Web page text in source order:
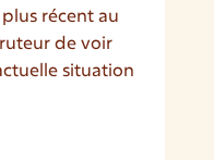
récent au
de voir
situation